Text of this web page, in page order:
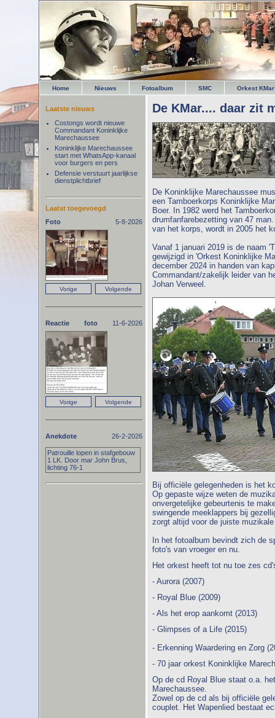
Home Nieuws Fotoalbum SMC Orkest KMar
De KMar.... daar zit
De Koninklijke Marechaussee
een Tamboerkorps Koninklijke
Boer. In 1982 werd het
drumfanfarebezetting van 47
van het korps, wordt in 2005 het
Vanaf 1 januari 2019 is de naam
gewijzigd in 'Orkest Koninklijke
december 2024 in handen van
Commandant/zakelijk leider van
Johan Verweel.
Bij officiële gelegenheden is het
Op gepaste wijze weten de
onvergetelijke gebeurtenis te
swingende meeklappers bij
zorgt altijd voor de juiste
In het fotoalbum bevindt zich de
foto's van vroeger en nu.
Het orkest heeft tot nu toe zes
- Aurora (2007)
- Royal Blue (2009)
- Als het erop aankomt (2013)
- Glimpses of a Life (2015)
- Erkenning Waardering en Zorg
- 70 jaar orkest Koninklijke
Op de cd Royal Blue staat o.a.
Marechaussee.
Zowel op de cd als bij officiële
couplet. Het Wapenlied bestaat
Laatste nieuws
Costongs wordt nieuwe
Commandant Koninklijke
Marechaussee
Koninklijke Marechaussee
start met WhatsApp-kanaal
voor burgers en pers
Defensie verstuurt jaarlijkse
dienstplichtbrief
Laatst toegevoegd
Foto
5-8-2026
Reactie foto 11-6-2026
Anekdote 26-2-2026
Patrouille lopen in stafgebouw
1 LK. Door mar John Brus,
lichting 76-1